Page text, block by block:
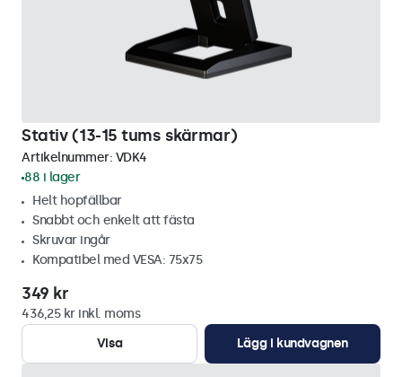
Stativ (13-15 tums skärmar)
Artikelnummer: VDK4
88 i lager
Helt hopfällbar
Snabbt och enkelt att fästa
Skruvar ingår
Kompatibel med VESA: 75x75
349 kr
436,25 kr inkl. moms
Visa
Lägg i kundvagnen